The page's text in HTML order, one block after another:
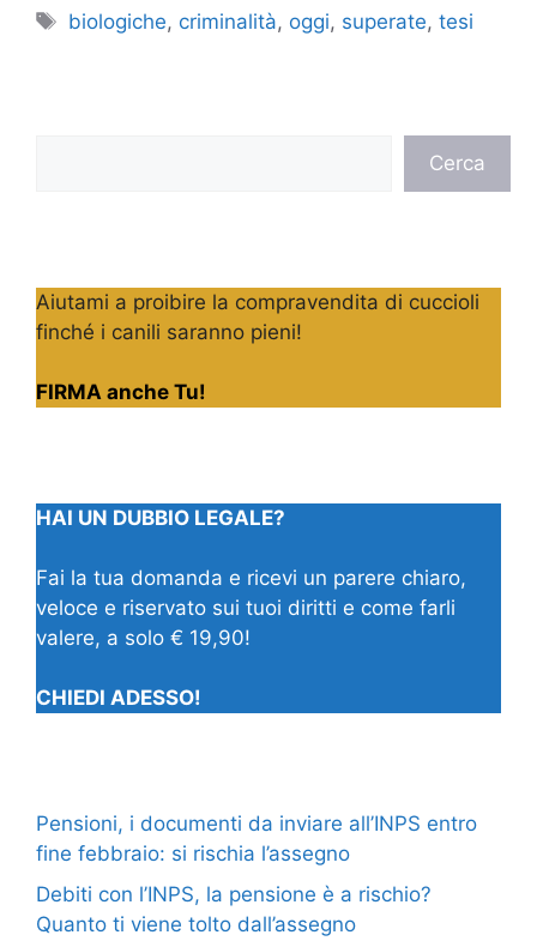
Tag
biologiche, criminalità, oggi, superate,tesi
Cerca
Aiutami a proibire la compravendita di cuccioli
finché i canili saranno pieni!
FIRMA anche Tu!
HAI UN DUBBIO LEGALE?
Fai la tua domanda e ricevi un parere chiaro,
veloce e riservato sui tuoi diritti e come farli
valere, a solo € 19,90!
CHIEDI ADESSO!
Pensioni, i documenti da inviare all’INPS entro
fine febbraio: si rischia l’assegno
Debiti con l’INPS, la pensione è a rischio?
Quanto ti viene tolto dall’assegno